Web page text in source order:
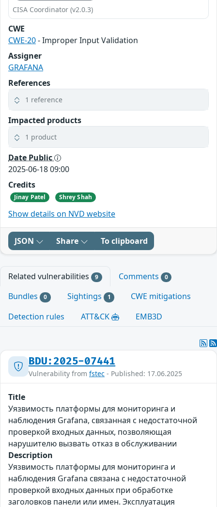
CISA Coordinator (v2.0.3)
CWE
CWE-20- Improper Input Validation
Assigner
GRAFANA
References
1 reference
Impacted products
1 product
Date Public
2025-06-18 09:00
Credits
Jinay Patel Shrey Shah
Show details on NVD website
JSON Share To clipboard
Related vulnerabilities 9 Comments 0
Bundles 0 Sightings 1
CWE mitigations
Detection rules
ATT&CK EMB3D
BDU:2025-07441
Vulnerability from fstec - Published: 17.06.2025
Title
Уязвимость платформы для мониторинга и
наблюдения Grafana, связанная с недостаточной
проверкой входных данных, позволяющая
нарушителю вызвать отказ в обслуживании
Description
Уязвимость платформы для мониторинга и
наблюдения Grafana связана с недостаточной
проверкой входных данных при обработке
заголовков панели или имен. Эксплуатация